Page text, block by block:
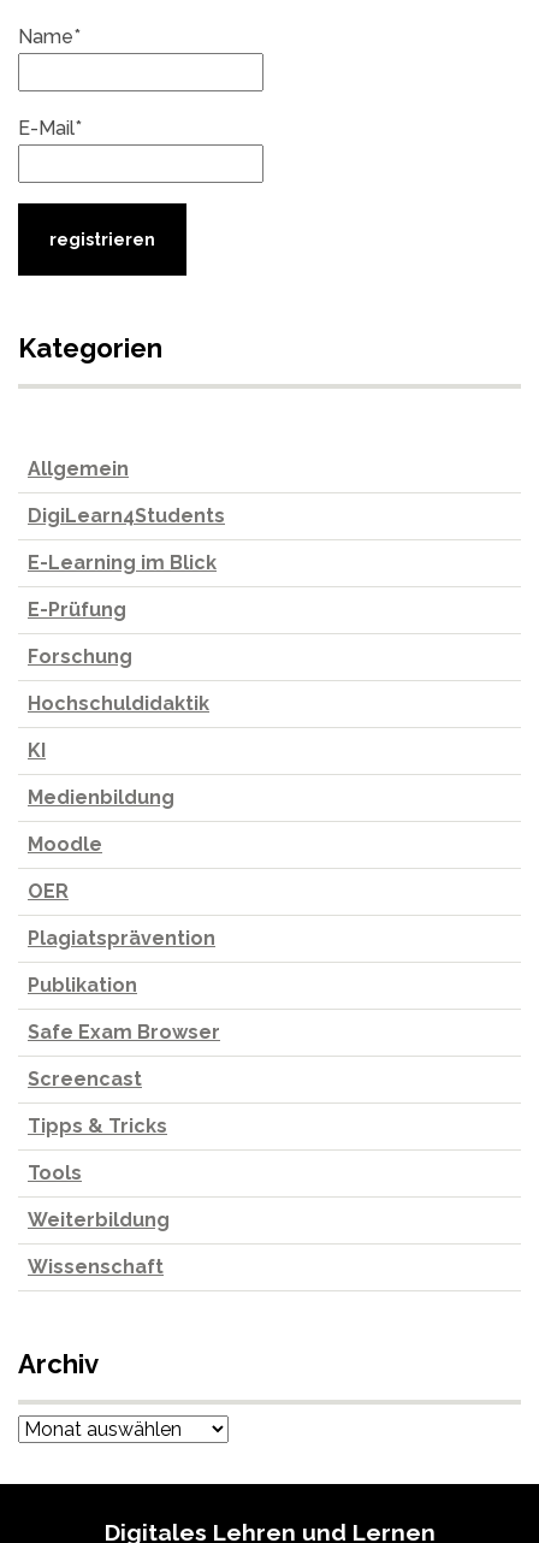
Name*
E-Mail*
Kategorien
Allgemein
DigiLearn4Students
E-Learning im Blick
E-Prüfung
Forschung
Hochschuldidaktik
KI
Medienbildung
Moodle
OER
Plagiatsprävention
Publikation
Safe Exam Browser
Screencast
Tipps & Tricks
Tools
Weiterbildung
Wissenschaft
Archiv
Archiv
Digitales Lehren und Lernen